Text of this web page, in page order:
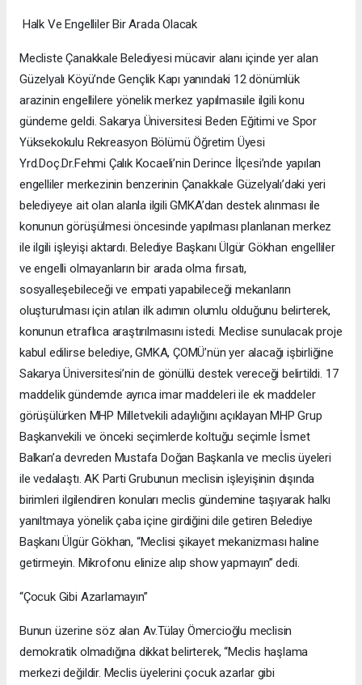
Halk Ve Engelliler Bir Arada Olacak
Mecliste Çanakkale Belediyesi mücavir alanı içinde yer alan
Güzelyalı Köyü’nde Gençlik Kapı yanındaki 12 dönümlük
arazinin engellilere yönelik merkez yapılmasıile ilgili konu
gündeme geldi. Sakarya Üniversitesi Beden Eğitimi ve Spor
Yüksekokulu Rekreasyon Bölümü Öğretim Üyesi
Yrd.Doç.Dr.Fehmi Çalık Kocaeli’nin Derince İlçesi’nde yapılan
engelliler merkezinin benzerinin Çanakkale Güzelyalı’daki yeri
belediyeye ait olan alanla ilgili GMKA’dan destek alınması ile
konunun görüşülmesi öncesinde yapılması planlanan merkez
ile ilgili işleyişi aktardı. Belediye Başkanı Ülgür Gökhan engelliler
ve engelli olmayanların bir arada olma fırsatı,
sosyalleşebileceği ve empati yapabileceği mekanların
oluşturulması için atılan ilk adımın olumlu olduğunu belirterek,
konunun etraflıca araştırılmasını istedi. Meclise sunulacak proje
kabul edilirse belediye, GMKA, ÇOMÜ’nün yer alacağı işbirliğine
Sakarya Üniversitesi’nin de gönüllü destek vereceği belirtildi. 17
maddelik gündemde ayrıca imar maddeleri ile ek maddeler
görüşülürken MHP Milletvekili adaylığını açıklayan MHP Grup
Başkanvekili ve önceki seçimlerde koltuğu seçimle İsmet
Balkan’a devreden Mustafa Doğan Başkanla ve meclis üyeleri
ile vedalaştı. AK Parti Grubunun meclisin işleyişinin dışında
birimleri ilgilendiren konuları meclis gündemine taşıyarak halkı
yanıltmaya yönelik çaba içine girdiğini dile getiren Belediye
Başkanı Ülgür Gökhan, “Meclisi şikayet mekanizması haline
getirmeyin. Mikrofonu elinize alıp show yapmayın” dedi.
“Çocuk Gibi Azarlamayın”
Bunun üzerine söz alan Av.Tülay Ömercioğlu meclisin
demokratik olmadığına dikkat belirterek, “Meclis haşlama
merkezi değildir. Meclis üyelerini çocuk azarlar gibi